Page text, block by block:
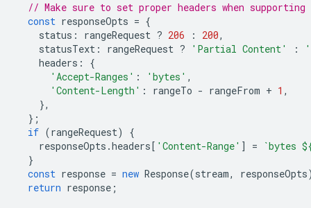
// Make sure to set proper headers when supporting
const responseOpts = {
status : rangeRequest ? 206 : 200,
statusText : rangeRequest ? 'Partial Content' :
headers :
{
'Accept-Ranges' : 'bytes' ,
'Content-Length' : rangeTo - rangeFrom + 1 ,
},
};
if (rangeRequest)
{
responseOpts .headers[ 'Content-Range' ] = `bytes
}
const response = new Response(stream, responseOpts
return response ;